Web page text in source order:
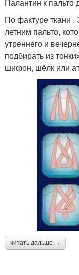
Палантин к пальто
По фактуре ткани
летним пальто,
утреннего и
подбирать из
шифон, шёлк или
читать дальше →